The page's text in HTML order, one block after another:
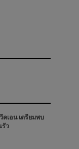
คเอน เตรียมพบ
รัว